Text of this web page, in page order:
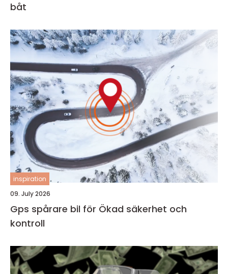
båt
inspiration
09. July 2026
Gps spårare bil för Ökad säkerhet och
kontroll